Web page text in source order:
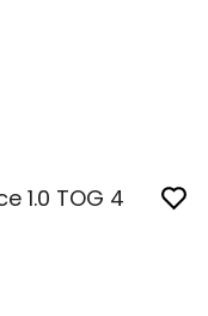
1.0 TOG 4